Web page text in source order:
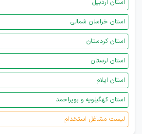
استان اردبیل
استان خراسان شمالی
استان کردستان
استان لرستان
استان ایلام
استان کهگیلویه و بویراحمد
لیست مشاغل استخدام